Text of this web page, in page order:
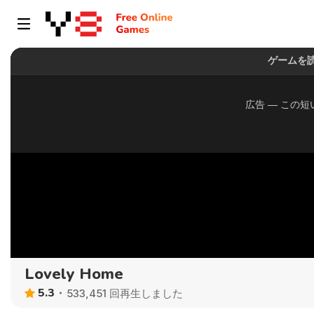
Lovely Home
5.3 533,451 回再生しました